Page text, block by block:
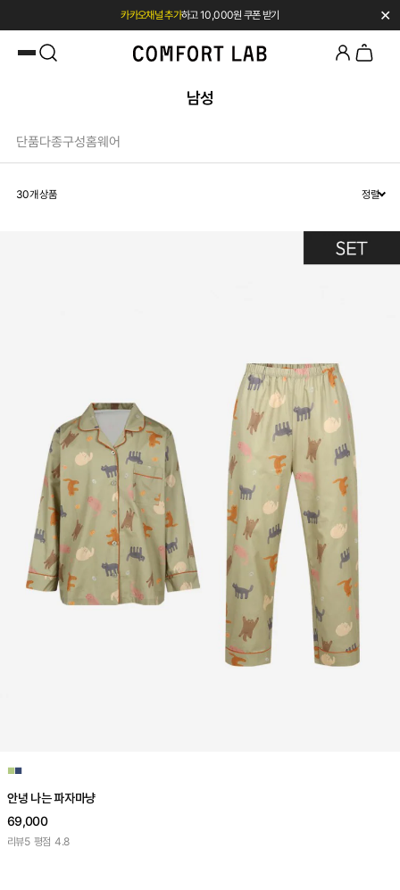
첫 구매 시 베스트셀러 50% 즉시 할인 ✕
남성
단품다종구성홈웨어
30개 상품 정렬
■■
안녕 나는 파자마냥
69,000
리뷰5 평점 4.8